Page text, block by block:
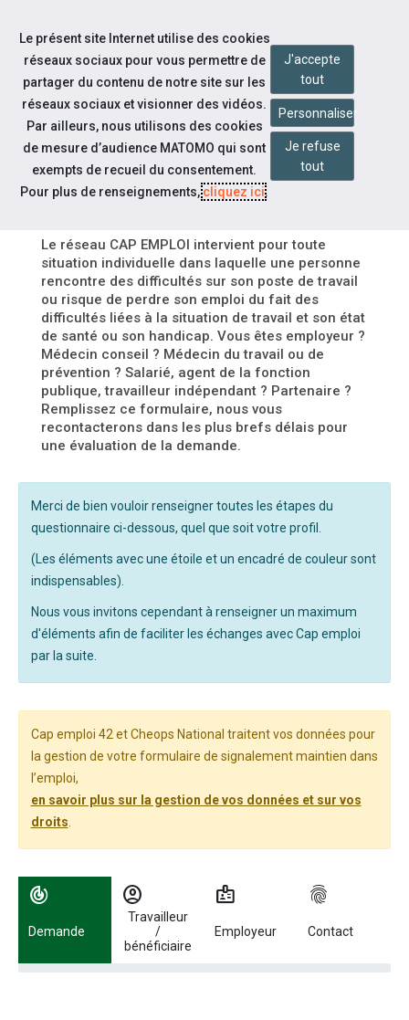
Aller au contenu
DÉPÔT D'UN NOUVEAU
FORMULAIRE SIGNALEMENT
MAINTIEN
Le réseau CAP EMPLOI intervient pour toute
situation individuelle dans laquelle une personne
rencontre des difficultés sur son poste de travail
ou risque de perdre son emploi du fait des
difficultés liées à la situation de travail et son état
de santé ou son handicap. Vous êtes employeur ?
Médecin conseil ? Médecin du travail ou de
prévention ? Salarié, agent de la fonction
publique, travailleur indépendant ? Partenaire ?
Remplissez ce formulaire, nous vous
recontacterons dans les plus brefs délais pour
une évaluation de la demande.
Merci de bien vouloir renseigner toutes les étapes du
questionnaire ci-dessous, quel que soit votre profil.
(Les éléments avec une étoile et un encadré de couleur sont
indispensables).
Nous vous invitons cependant à renseigner un maximum
d'éléments afin de faciliter les échanges avec Cap emploi
par la suite.
Cap emploi 42 et Cheops National traitent vos données pour
la gestion de votre formulaire de signalement maintien dans
l’emploi,
en savoir plus sur la gestion de vos données et sur vos
droits
Utilisez les flèches gauche et droite pour naviguer entre les étapes.
track_changes
Demande
account_circle
Travailleur
/
bénéficiaire
badge
Employeur
fingerprint
Contact
Le présent site Internet utilise des cookies
réseaux sociaux pour vous permettre de
partager du contenu de notre site sur les
réseaux sociaux et visionner des vidéos.
Par ailleurs, nous utilisons des cookies
de mesure d’audience MATOMO qui sont
exempts de recueil du consentement.
Pour plus de renseignements,cliquez ici.
J'accepte
tout
Personnaliser
Je refuse
tout